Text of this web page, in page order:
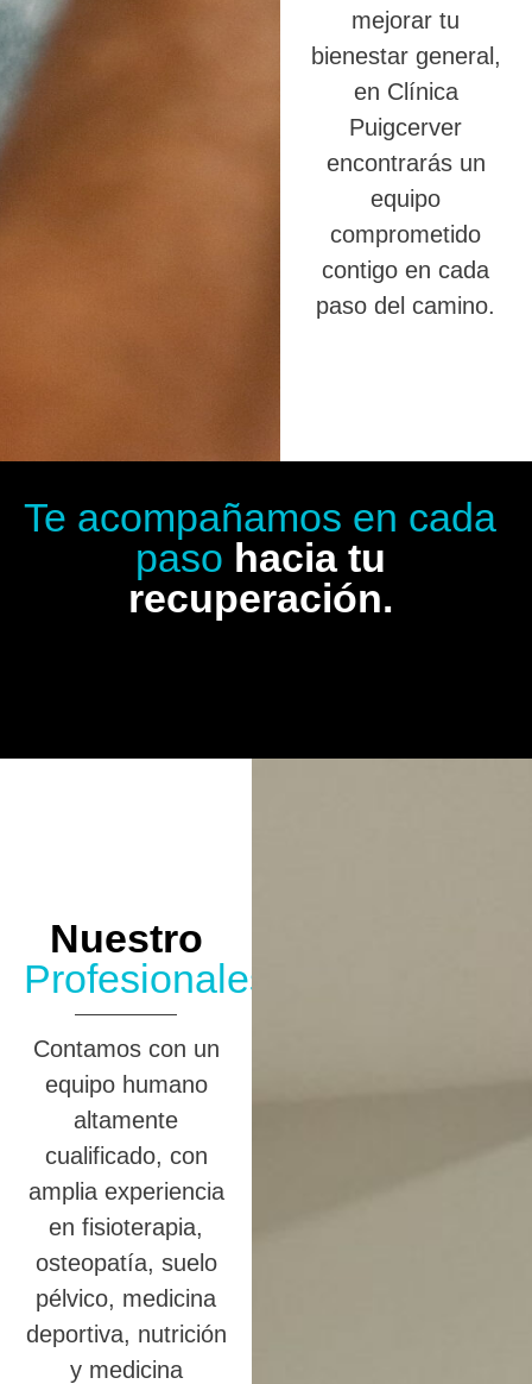
mejorar tu
bienestar general,
en Clínica
Puigcerver
encontrarás un
equipo
comprometido
contigo en cada
paso del camino.
Te acompañamos en cada
paso hacia tu
recuperación.
Nuestro
Profesionales
Contamos con un
equipo humano
altamente
cualificado, con
amplia experiencia
en fisioterapia,
osteopatía, suelo
pélvico, medicina
deportiva, nutrición
y medicina